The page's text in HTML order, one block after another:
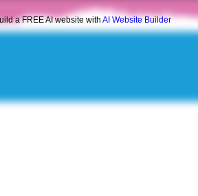
a FREE AI website with AI Website Builder